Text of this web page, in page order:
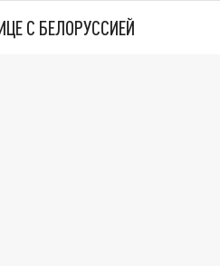
С БЕЛОРУССИЕЙ